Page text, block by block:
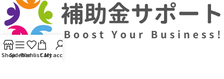
ShopSidebarWishlistCart
My account